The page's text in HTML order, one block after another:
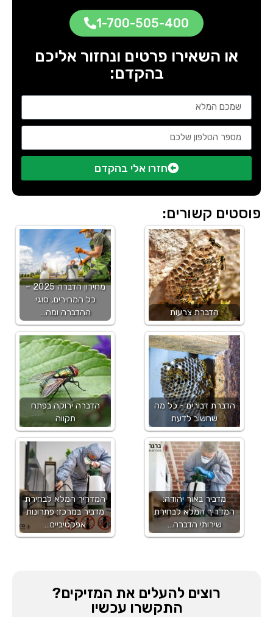
1-700-505-400
או השאירו פרטים ונחזור אליכם
בהקדם:
חזרו אלי בהקדם
פוסטים קשורים:
הדברת צרעות
הדברת דבורים - כל מה
שחשוב לדעת
מדביר באור יהודה:
המדריך המלא לבחירת
שירותי הדברה…
מחירון הדברה 2025 –
כל המחירים, סוגי
ההדברה ומה…
הדברה ירוקה בפתח
תקווה
המדריך המלא לבחירת
מדביר במרכז: פתרונות
אפקטיביים…
רוצים להעלים את המזיקים?
התקשרו עכשיו